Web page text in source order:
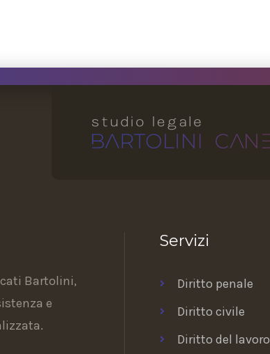
Bartolini,
e
Servizi
Diritto penale
Diritto civile
Diritto del lavoro